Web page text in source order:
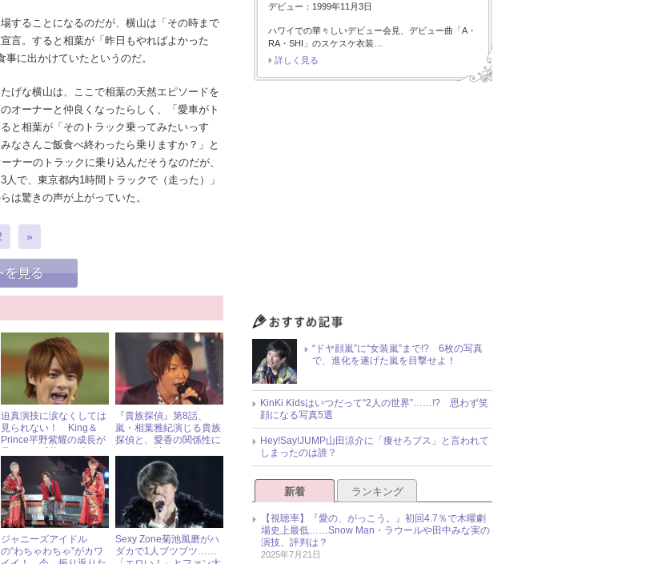
することになるのだが、横山は「その時まで
言。すると相葉が「昨日もやればよかった
に出かけていたというのだ。
げな横山は、ここで相葉の天然エピソードを
オーナーと仲良くなったらしく、「愛車がト
と相葉が「そのトラック乗ってみたいっす
なさんご飯食べ終わったら乗りますか？」と
ナーのトラックに乗り込んだそうなのだが、
で、東京都内1時間トラックで（走った）」
は驚きの声が上がっていた。
»
迫真演技に涙なくしては
見られない！ King＆
Prince平野紫耀の成長が
『貴族探偵』第8話、
嵐・相葉雅紀演じる貴族
探偵と、愛香の関係性に
る……！
ジャニーズアイドル
の“わちゃわちゃ”がカワ
Sexy Zone菊池風磨がハ
ダカで1人ブツブツ……
デビュー：1999年11月3日
ハワイでの華々しいデビュー会見、デビュー曲「A・
RA・SHI」のスケスケ衣装…
詳しく見る
“ドヤ顔嵐”に“女装嵐”まで!? 6枚の写真
で、進化を遂げた嵐を目撃せよ！
KinKi Kidsはいつだって“2人の世界”……!? 思わず笑
顔になる写真5選
Hey!Say!JUMP山田涼介に「痩せろブス」と言われて
しまったのは誰？
新着 ランキング
【視聴率】『愛の、がっこう。』初回4.7％で木曜劇
場史上最低……Snow Man・ラウールや田中みな実の
演技、評判は？
2025年7月21日